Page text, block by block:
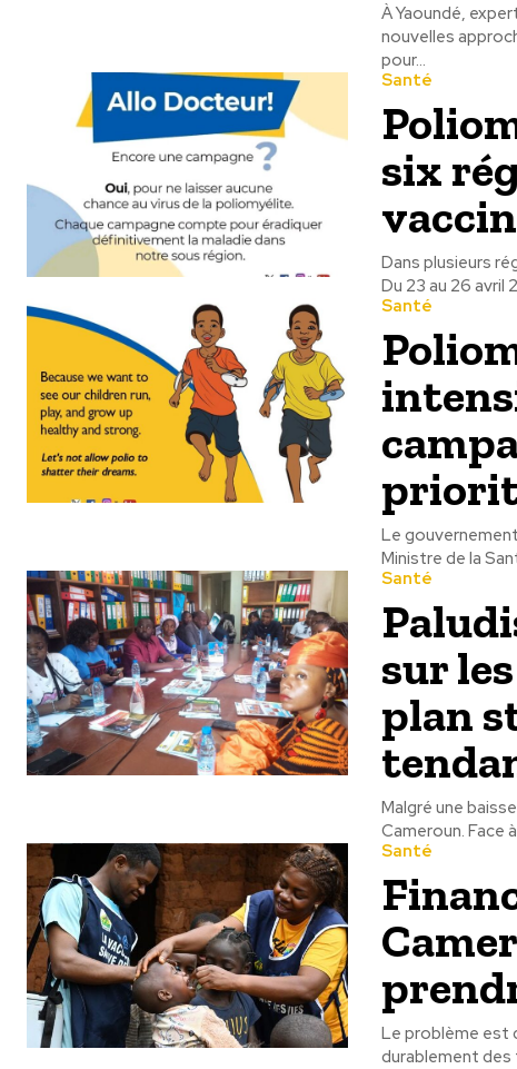
À Yaoundé,
nouvelles
pour...
Santé
six
Dans plusieurs
Du 23 au 26 avril
Santé
Le
Ministre de la
Santé
sur
plan
Malgré une
Cameroun. Face
Santé
Le problème est
durablement des